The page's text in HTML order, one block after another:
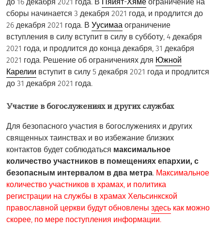
сборы начинается 3 декабря 2021 года, и продлится до
26 декабря 2021 года. ВУусимааограничение
вступления в силу вступит в силу в субботу, 4 декабря
2021 года, и продлится до конца декабря, 31 декабря
2021 года. Решение об ограничениях для Южной
Карелии вступит в силу 5 декабря 2021 года и продлится
до 31 декабря 2021 года.
Участие в богослужениях и других службах
Для безопасного участия в богослужениях и других
священных таинствах и во избежание близких
контактов будет соблюдаться максимальное
количество участников в помещениях епархии, с
безопасным интервалом в два метра. Максимальное
количество участников в храмах, и политика
регистрации на службы в храмах Хельсинкской
православной церкви будут обновленыздесь как можно
скорее, по мере поступления информации.